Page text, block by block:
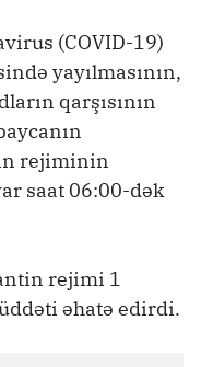
(COVID-19)
yayılmasının,
qarşısının
rejiminin
saat 06:00-dək
rejimi 1
əhatə edirdi.